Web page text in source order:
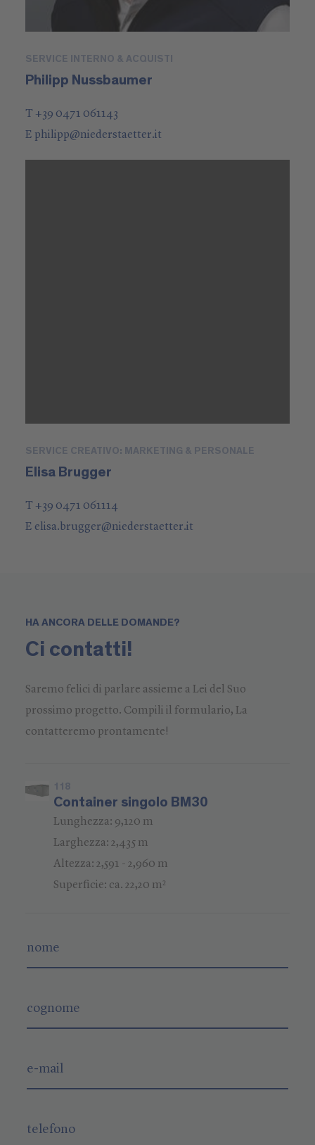
SERVICE INTERNO & ACQUISTI
Philipp Nussbaumer
T +39 0471 061143
E philipp@niederstaetter.it
SERVICE CREATIVO: MARKETING & PERSONALE
Elisa Brugger
T +39 0471 061114
E elisa.brugger@niederstaetter.it
HA ANCORA DELLE DOMANDE?
Ci contatti!
Saremo felici di parlare assieme a Lei del Suo
prossimo progetto. Compili il formulario, La
contatteremo prontamente!
118
Container singolo BM30
Lunghezza: 9,120 m
Larghezza: 2,435 m
Altezza: 2,591 - 2,960 m
Superficie: ca. 22,20 m²